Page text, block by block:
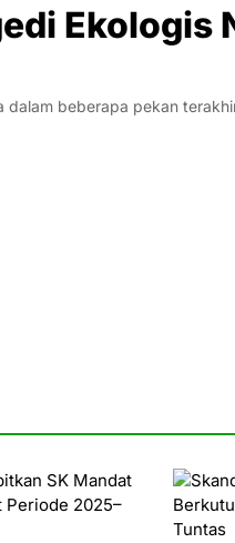
Ekologis
dalam beberapa pekan